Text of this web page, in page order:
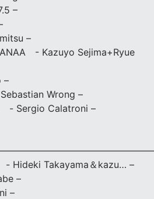
–
–
- Kazuyo Sejima+Ryue
–
Wrong –
- Sergio Calatroni –
- Hideki Takayama＆kazu… –
–
–